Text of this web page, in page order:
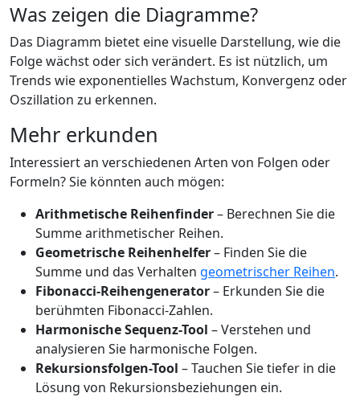
Was zeigen die Diagramme?
Das Diagramm bietet eine visuelle Darstellung, wie die
Folge wächst oder sich verändert. Es ist nützlich, um
Trends wie exponentielles Wachstum, Konvergenz oder
Oszillation zu erkennen.
Mehr erkunden
Interessiert an verschiedenen Arten von Folgen oder
Formeln? Sie könnten auch mögen:
Arithmetische Reihenfinder– Berechnen Sie die
Summe arithmetischer Reihen.
Geometrische Reihenhelfer– Finden Sie die
Summe und das Verhalten geometrischer Reihen.
Fibonacci-Reihengenerator– Erkunden Sie die
berühmten Fibonacci-Zahlen.
Harmonische Sequenz-Tool – Verstehen und
analysieren Sie harmonische Folgen.
Rekursionsfolgen-Tool – Tauchen Sie tiefer in die
Lösung von Rekursionsbeziehungen ein.